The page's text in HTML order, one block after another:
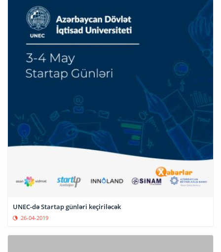
UNEC-də Startap günləri keçiriləcək
26-04-2019